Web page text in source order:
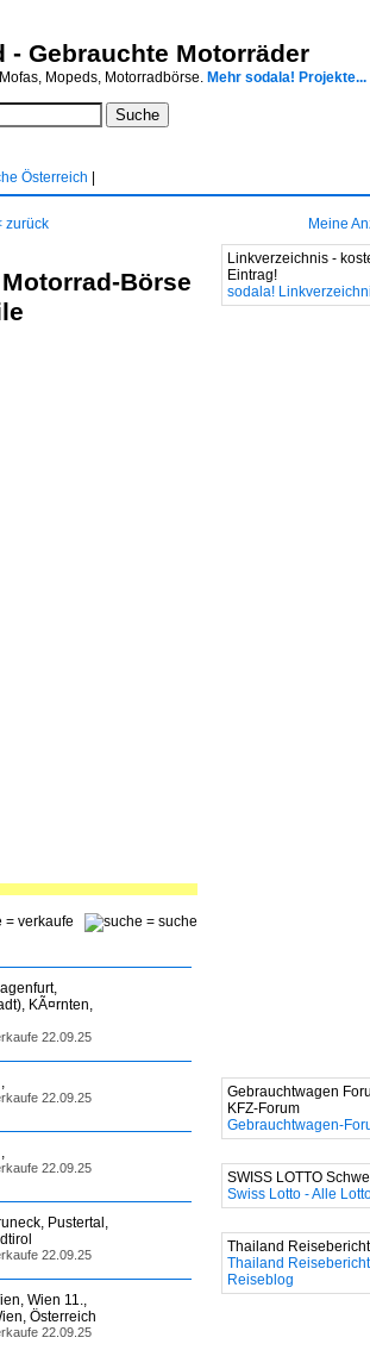
- Gebrauchte Motorräder
Mopeds, Motorradbörse. Mehr sodala! Projekte...
Österreich
zurück Meine
Börse
= verkaufe
= suche
KÃ¤rnten,
22.09.25
22.09.25
22.09.25
Pustertal,
22.09.25
Wien 11.,
Österreich
22.09.25
Linkverzeichnis -
Eintrag!
sodala!
Gebrauchtwagen
KFZ-Forum
Gebrauchtwagen-
SWISS LOTTO
Swiss Lotto - Alle
Thailand Reisebericht
Thailand
Reiseblog